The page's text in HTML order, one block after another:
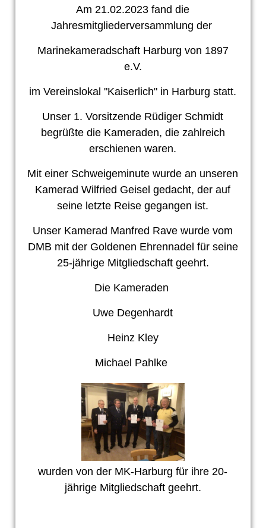
Am 21.02.2023 fand die
Jahresmitgliederversammlung der
Marinekameradschaft Harburg von 1897
e.V.
im Vereinslokal "Kaiserlich" in Harburg statt.
Unser 1. Vorsitzende Rüdiger Schmidt
begrüßte die Kameraden, die zahlreich
erschienen waren.
Mit einer Schweigeminute wurde an unseren
Kamerad Wilfried Geisel gedacht, der auf
seine letzte Reise gegangen ist.
Unser Kamerad Manfred Rave wurde vom
DMB mit der Goldenen Ehrennadel für seine
25-jährige Mitgliedschaft geehrt.
Die Kameraden
Uwe Degenhardt
Heinz Kley
Michael Pahlke
wurden von der MK-Harburg für ihre 20-
jährige Mitgliedschaft geehrt.